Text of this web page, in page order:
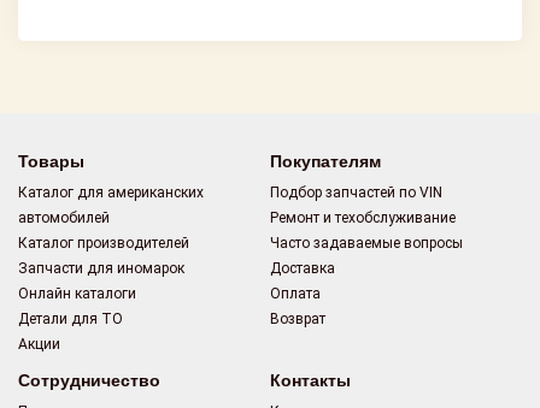
Товары
Каталог для американских
автомобилей
Каталог производителей
Запчасти для иномарок
Онлайн каталоги
Детали для ТО
Акции
Покупателям
Подбор запчастей по VIN
Ремонт и техобслуживание
Часто задаваемые вопросы
Доставка
Оплата
Возврат
Сотрудничество Контакты